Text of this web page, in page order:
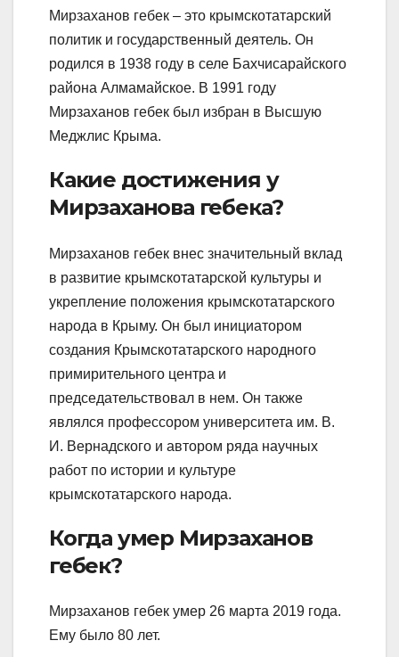
Мирзаханов гебек – это крымскотатарский
политик и государственный деятель. Он
родился в 1938 году в селе Бахчисарайского
района Алмамайское. В 1991 году
Мирзаханов гебек был избран в Высшую
Меджлис Крыма.
Какие достижения у
Мирзаханова гебека?
Мирзаханов гебек внес значительный вклад
в развитие крымскотатарской культуры и
укрепление положения крымскотатарского
народа в Крыму. Он был инициатором
создания Крымскотатарского народного
примирительного центра и
председательствовал в нем. Он также
являлся профессором университета им. В.
И. Вернадского и автором ряда научных
работ по истории и культуре
крымскотатарского народа.
Когда умер Мирзаханов
гебек?
Мирзаханов гебек умер 26 марта 2019 года.
Ему было 80 лет.